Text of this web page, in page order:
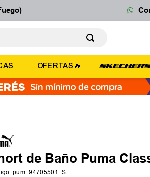
OFERTAS🔥
de Baño Puma
:pum_94705501_S